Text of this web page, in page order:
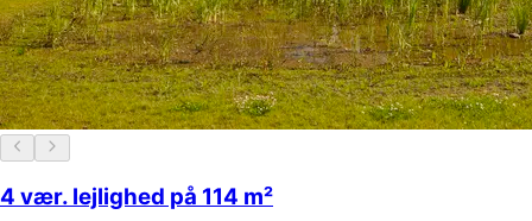
4 vær. lejlighed på 114 m²